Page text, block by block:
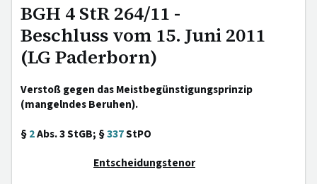
BGH 4 StR 264/11 -
Beschluss vom 15. Juni 2011
(LG Paderborn)
Verstoß gegen das Meistbegünstigungsprinzip
(mangelndes Beruhen).
§2Abs. 3 StGB; §337StPO
Entscheidungstenor